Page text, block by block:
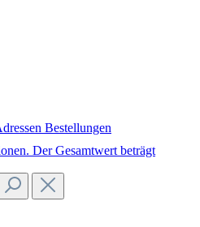
Bestellungen
Der Gesamtwert beträgt